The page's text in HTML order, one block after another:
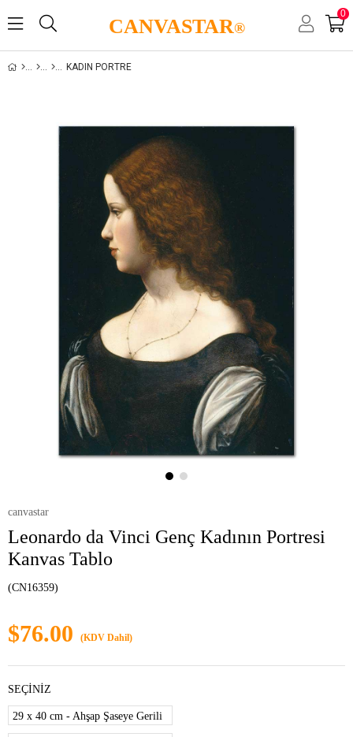
CANVASTAR®
0
KADIN PORTRE
canvastar
Leonardo da Vinci Genç Kadının Portresi
Kanvas Tablo
(CN16359)
$76.00 (KDV Dahil)
SEÇİNİZ
29 x 40 cm - Ahşap Şaseye Gerili